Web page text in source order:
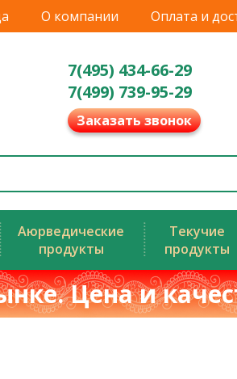
О компании Оплата и
7(495) 434-66-29
7(499) 739-95-29
Заказать звонок
Аюрведические
продукты
Текучие
продукты
Цена и